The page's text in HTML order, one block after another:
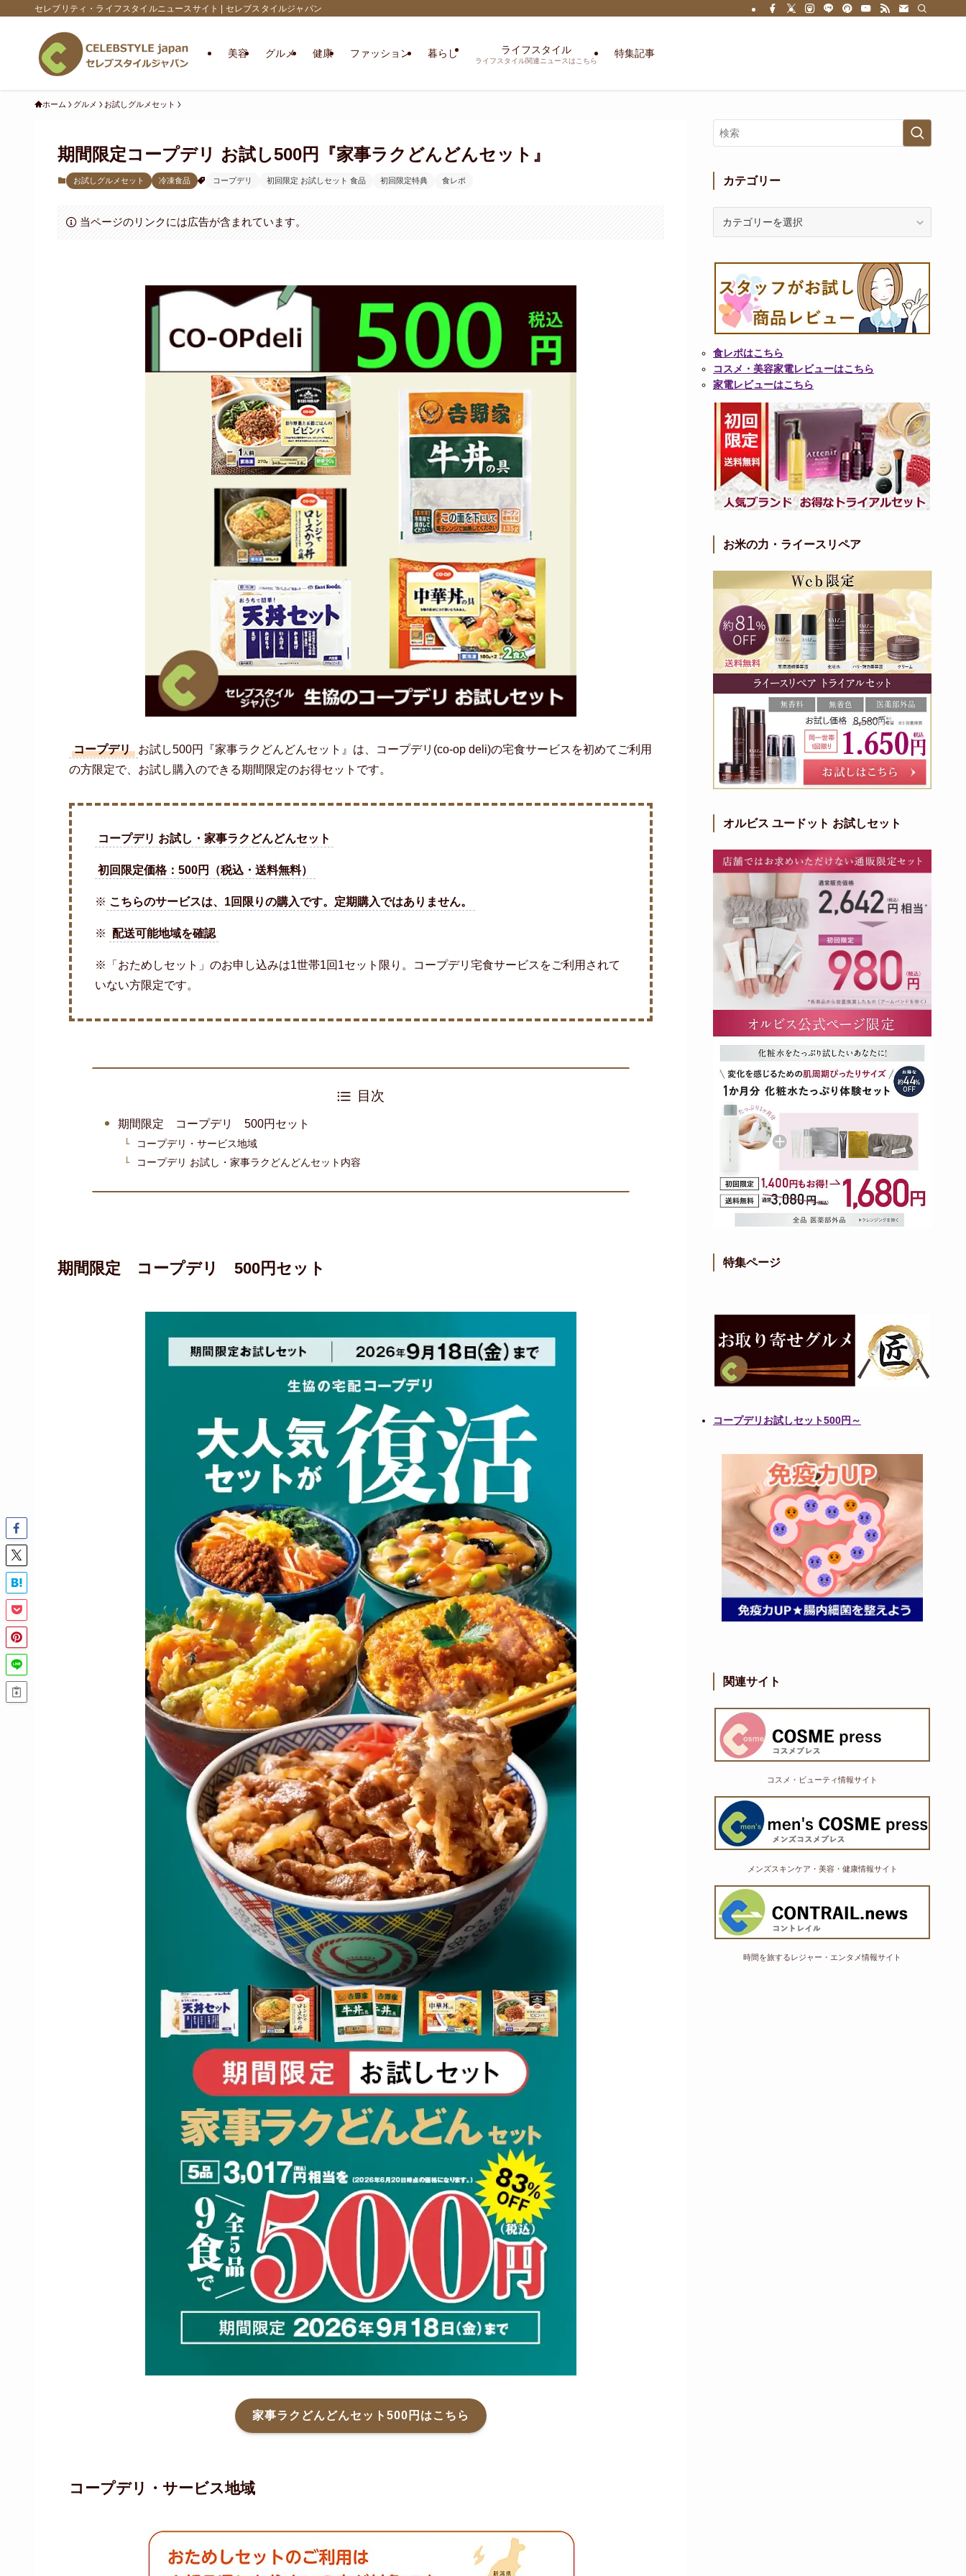
セレブリティ・ライフスタイルニュースサイト | セレブスタイルジャパン
美容 グルメ 健康 ファッション 暮らし ライフスタイル
ライフスタイル関連ニュースはこちら
特集記事
ホーム グルメ お試しグルメセット
期間限定コープデリ お試し500円『家事ラクどんどんセット』
お試しグルメセット 冷凍食品 コープデリ 初回限定 お試しセット 食品 初回限定特典 食レポ
当ページのリンクには広告が含まれています。
コープデリ お試し500円『家事ラクどんどんセット』は、コープデリ(co-op deli)の宅食サービスを初めてご利用
の方限定で、お試し購入のできる期間限定のお得セットです。
コープデリ お試し・家事ラクどんどんセット
初回限定価格：500円（税込・送料無料）
※ こちらのサービスは、1回限りの購入です。定期購入ではありません。
※ 配送可能地域を確認
※「おためしセット」のお申し込みは1世帯1回1セット限り。コープデリ宅食サービスをご利用されて
いない方限定です。
目次
期間限定 コープデリ 500円セット
コープデリ・サービス地域
コープデリ お試し・家事ラクどんどんセット内容
期間限定 コープデリ 500円セット
家事ラクどんどんセット500円はこちら
コープデリ・サービス地域
カテゴリー
リ
食レポはこちら
コスメ・美容家電レビューはこちら
家電レビューはこちら
お米の力・ライースリペア
オルビス ユードット お試しセット
特集ページ
コープデリお試しセット500円～
関連サイト
コスメ・ビューティ情報サイト
メンズスキンケア・美容・健康情報サイト
時間を旅するレジャー・エンタメ情報サイト